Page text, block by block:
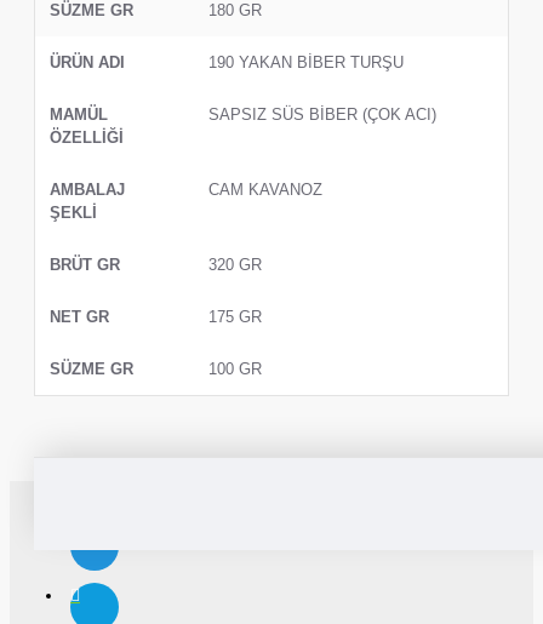
180 GR
190 YAKAN BİBER TURŞU
SAPSIZ SÜS BİBER (ÇOK ACI)
CAM KAVANOZ
320 GR
175 GR
100 GR